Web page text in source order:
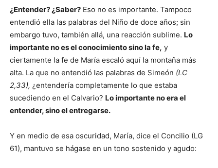
¿Entender? ¿Saber? Eso no es importante. Tampoco
entendió ella las palabras del Niño de doce años; sin
embargo tuvo, también allá, una reacción sublime. Lo
importante no es el conocimiento sino la fe, y
ciertamente la fe de María escaló aquí la montaña más
alta. La que no entendió las palabras de Simeón (LC
2,33), ¿entendería completamente lo que estaba
sucediendo en el Calvario? Lo importante no era el
entender, sino el entregarse.
Y en medio de esa oscuridad, María, dice el Concilio (LG
61), mantuvo se hágase en un tono sostenido y agudo: